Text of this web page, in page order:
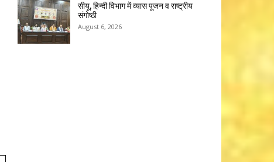
सीयू, हिन्दी विभाग में व्यास पूजन व राष्ट्रीय
संगोष्ठी
August 6, 2026